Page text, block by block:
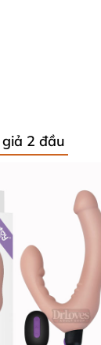
giả
Kích thích
TPR an
biệt: Đầu
phẩm:
20,3cm x
12.7cm x
độ rung,
2 đầu